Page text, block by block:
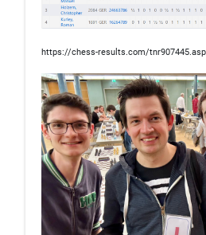
https://chess-results.com/